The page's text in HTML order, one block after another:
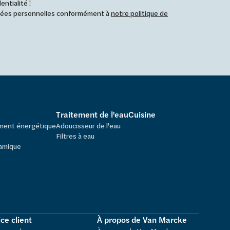
!
personnelles conformément ànotre politique de
énergétique
Traitement de l'eau
Adoucisseur de l'eau
Filtres à eau
Cuisine
client À propos de Van Marcke